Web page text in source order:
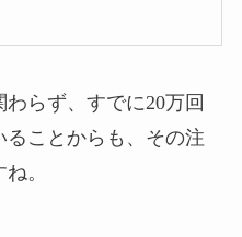
らず、すでに20万回
ることからも、その注
。